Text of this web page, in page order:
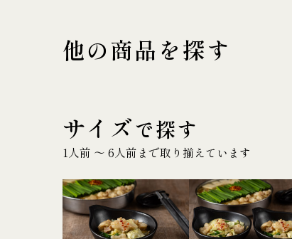
他の商品を探す
サイズで探す
1人前 〜 6人前まで取り揃えています